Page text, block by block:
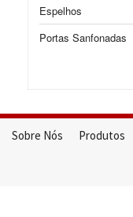
Espelhos
Portas Sanfonadas
Sobre Nós Produtos